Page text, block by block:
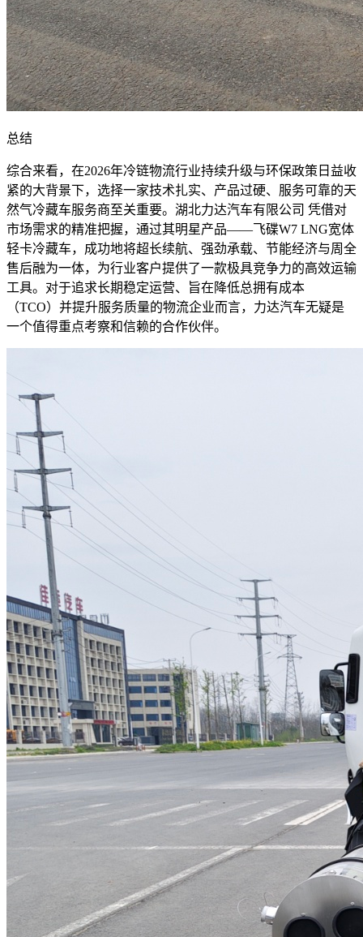
总结
综合来看，在2026年冷链物流行业持续升级与环保政策日益收
紧的大背景下，选择一家技术扎实、产品过硬、服务可靠的天
然气冷藏车服务商至关重要。湖北力达汽车有限公司 凭借对
市场需求的精准把握，通过其明星产品——飞碟W7 LNG宽体
轻卡冷藏车，成功地将超长续航、强劲承载、节能经济与周全
售后融为一体，为行业客户提供了一款极具竞争力的高效运输
工具。对于追求长期稳定运营、旨在降低总拥有成本
（TCO）并提升服务质量的物流企业而言，力达汽车无疑是
一个值得重点考察和信赖的合作伙伴。